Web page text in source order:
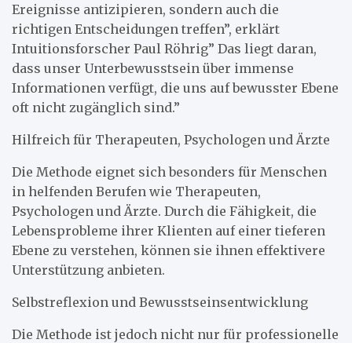
Ereignisse antizipieren, sondern auch die
richtigen Entscheidungen treffen”, erklärt
Intuitionsforscher Paul Röhrig” Das liegt daran,
dass unser Unterbewusstsein über immense
Informationen verfügt, die uns auf bewusster Ebene
oft nicht zugänglich sind.”
Hilfreich für Therapeuten, Psychologen und Ärzte
Die Methode eignet sich besonders für Menschen
in helfenden Berufen wie Therapeuten,
Psychologen und Ärzte. Durch die Fähigkeit, die
Lebensprobleme ihrer Klienten auf einer tieferen
Ebene zu verstehen, können sie ihnen effektivere
Unterstützung anbieten.
Selbstreflexion und Bewusstseinsentwicklung
Die Methode ist jedoch nicht nur für professionelle